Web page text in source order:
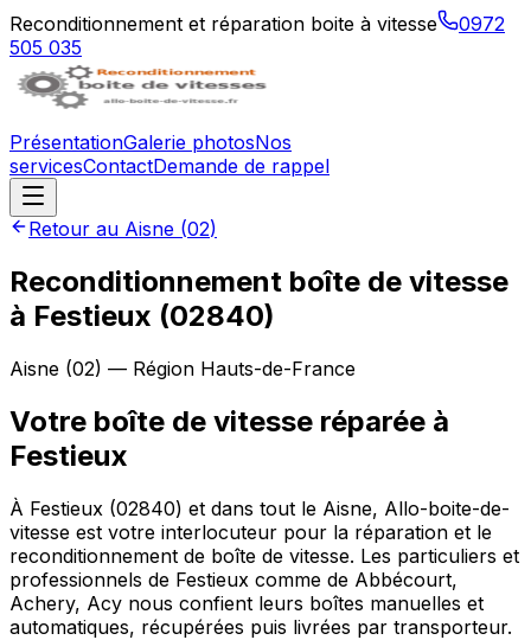
Reconditionnement et réparation boite à vitesse
0972
505 035
PrésentationGalerie photosNos
servicesContactDemande de rappel
Retour au Aisne (02)
Reconditionnement boîte de vitesse
à Festieux (02840)
Aisne (02) — Région Hauts-de-France
Votre boîte de vitesse réparée à
Festieux
À Festieux (02840) et dans tout le Aisne, Allo-boite-de-
vitesse est votre interlocuteur pour la réparation et le
reconditionnement de boîte de vitesse. Les particuliers et
professionnels de Festieux comme de Abbécourt,
Achery, Acy nous confient leurs boîtes manuelles et
automatiques, récupérées puis livrées par transporteur.